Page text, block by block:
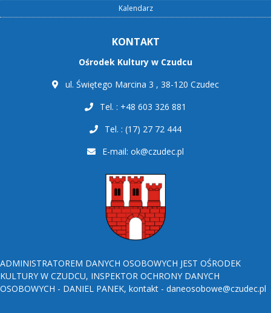
Kalendarz
KONTAKT
Ośrodek Kultury w Czudcu
ul. Świętego Marcina 3 , 38-120 Czudec
Tel. : +48 603 326 881
Tel. : (17) 27 72 444
E-mail: ok@czudec.pl
ADMINISTRATOREM DANYCH OSOBOWYCH JEST OŚRODEK
KULTURY W CZUDCU, INSPEKTOR OCHRONY DANYCH
OSOBOWYCH - DANIEL PANEK, kontakt - daneosobowe@czudec.pl